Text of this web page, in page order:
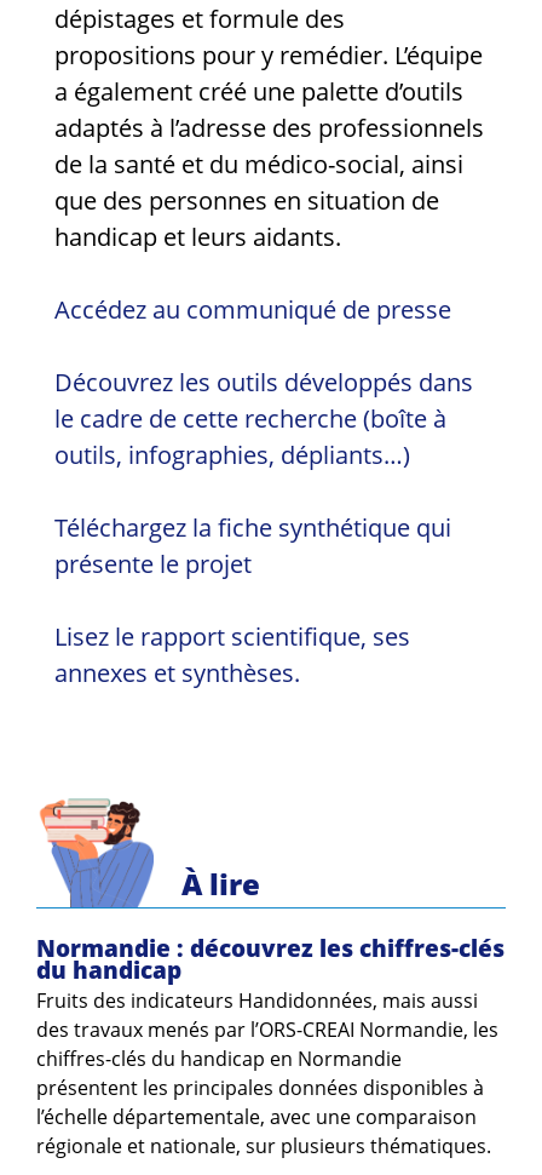
dépistages et formule des
propositions pour y remédier. L’équipe
a également créé une palette d’outils
adaptés à l’adresse des professionnels
de la santé et du médico-social, ainsi
que des personnes en situation de
handicap et leurs aidants.
Accédez au communiqué de presse
Découvrez les outils développés dans
le cadre de cette recherche (boîte à
outils, infographies, dépliants…)
Téléchargez la fiche synthétique qui
présente le projet
Lisez le rapport scientifique, ses
annexes et synthèses.
À lire
Normandie : découvrez les chiffres-clés
du handicap
Fruits des indicateurs Handidonnées, mais aussi
des travaux menés par l’ORS-CREAI Normandie, les
chiffres-clés du handicap en Normandie
présentent les principales données disponibles à
l’échelle départementale, avec une comparaison
régionale et nationale, sur plusieurs thématiques.